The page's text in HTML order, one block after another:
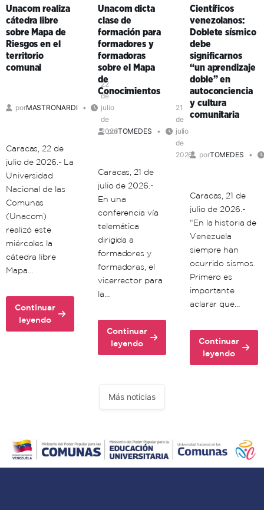
expresó
que
existe
la
necesidad
de
una
ética
de
la
vida
fortalecen
la
educación
universitaria
en
el
territorio
comunal
Unacom realiza
cátedra libre
sobre Mapa de
Riesgos en el
territorio
comunal
porMASTRONARDI
22
de
julio
de
2026
Caracas, 22 de
julio de 2026.- La
Universidad
Nacional de las
Comunas
(Unacom)
realizó este
miércoles la
cátedra libre
Mapa…
Continuar
leyendo
about
Unacom
el
territorio
comunal
Unacom dicta
clase de
formación para
formadores y
formadoras
sobre el Mapa
de
Conocimientos
porTOMEDES
21
de
julio
de
2026
Caracas, 21 de
julio de 2026.-
En una
conferencia vía
telemática
dirigida a
formadores y
formadoras, el
vicerrector para
la…
Continuar
leyendo
about
Unacom
de
y
formadoras
sobre
Científicos
venezolanos:
Doblete sísmico
debe
significarnos
“un aprendizaje
doble” en
autoconciencia
y cultura
comunitaria
porTOMEDES
Caracas, 21 de
julio de 2026.-
“En la historia de
Venezuela
siempre han
ocurrido sismos.
Primero es
importante
aclarar que…
Continuar
leyendo
about
Científicos
aprendizaje
Más noticias